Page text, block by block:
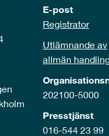
E-post
Registrator
Utlämnande av
allmän
202100-5000
Presstjänst
016-544 23 99